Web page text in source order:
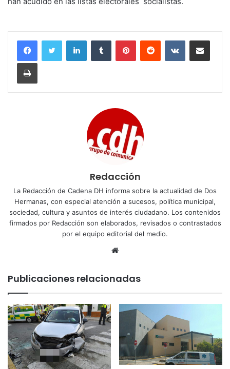
LinkedInTumblr PinterestReddit VKontakteCompartir por
Imprimir
Redacción
La Redacción de Cadena DH informa sobre la actualidad de Dos
Hermanas, con especial atención a sucesos, política municipal,
sociedad, cultura y asuntos de interés ciudadano. Los contenidos
firmados por Redacción son elaborados, revisados o contrastados
por el equipo editorial del medio.
Sitio
Publicaciones relacionadas